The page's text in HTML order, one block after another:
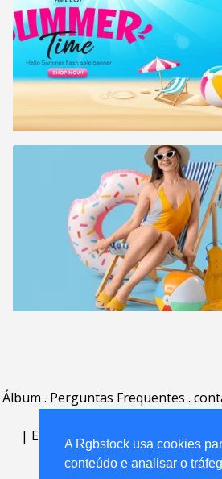
A Rgbstock usa cookies
conteúdo e analisar o
Álbum . Perguntas Frequentes .
| English | Deutsch Español
Nederlands|